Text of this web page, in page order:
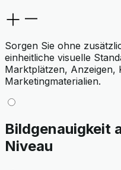
Sorgen Sie ohne
einheitliche visuelle
Marktplätzen, Anzeigen,
Marketingmaterialien.
Bildgenauigkeit
Niveau